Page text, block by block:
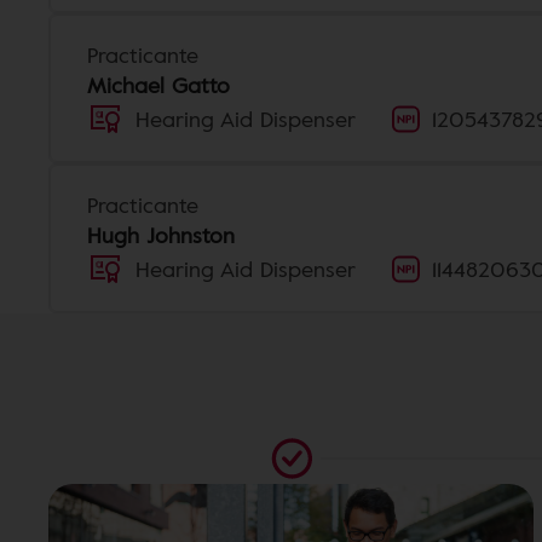
Practicante
Michael Gatto
Hearing Aid Dispenser
Practicante
Hugh Johnston
Hearing Aid Dispenser